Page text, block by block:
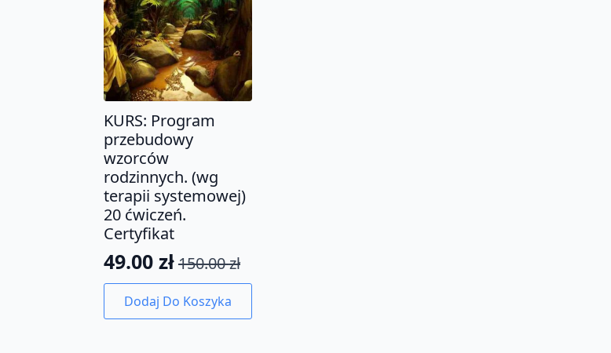
KURS: Program
przebudowy
wzorców
rodzinnych. (wg
terapii systemowej)
20 ćwiczeń.
Certyfikat
150.00zł
Pierwotna
cena
wynosiła:
49.00 zł
Aktualna
cena
wynosi:
Dodaj Do Koszyka